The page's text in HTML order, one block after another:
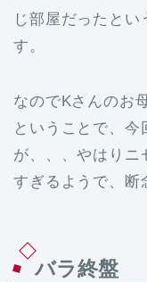
じ部屋だったと
す。
なのでKさんのお
ということで、今
が、、、やはりニ
すぎるようで、断
バラ終盤